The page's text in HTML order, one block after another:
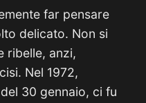
far pensare
delicato. Non si
ribelle, anzi,
Nel 1972,
30 gennaio, ci fu